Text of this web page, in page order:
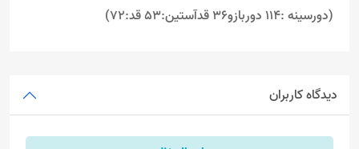
(دورسینه :114 دوربازو36 قدآستین:53 قد:72)
دیدگاه کاربران